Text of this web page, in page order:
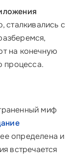
сталкивались с
на конечную
процесса.
миф
определена и
встречается